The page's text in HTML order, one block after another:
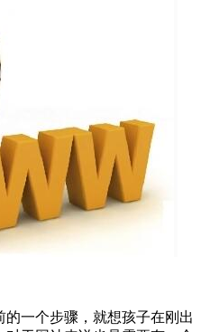
一个步骤，就想孩子在刚出